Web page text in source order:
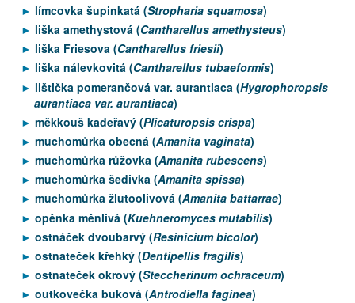
límcovka šupinkatá (Stropharia squamosa)
liška amethystová (Cantharellus amethysteus)
liška Friesova (Cantharellus friesii)
liška nálevkovitá (Cantharellus tubaeformis)
lištička pomerančová var. aurantiaca (Hygrophoropsis
aurantiaca var. aurantiaca)
měkkouš kadeřavý (Plicaturopsis crispa)
muchomůrka obecná (Amanita vaginata)
muchomůrka růžovka (Amanita rubescens)
muchomůrka šedivka (Amanita spissa)
muchomůrka žlutoolivová (Amanita battarrae)
opěnka měnlivá (Kuehneromyces mutabilis)
ostnáček dvoubarvý (Resinicium bicolor)
ostnateček křehký (Dentipellis fragilis)
ostnateček okrový (Steccherinum ochraceum)
outkovečka buková (Antrodiella faginea)